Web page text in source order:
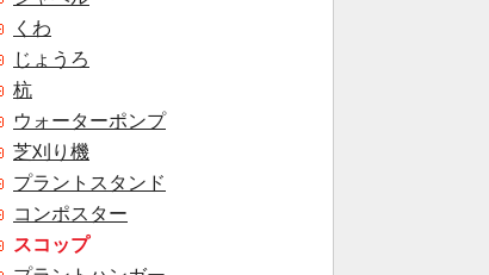
くわ
じょうろ
杭
ウォーターポンプ
芝刈り機
プラントスタンド
コンポスター
スコップ